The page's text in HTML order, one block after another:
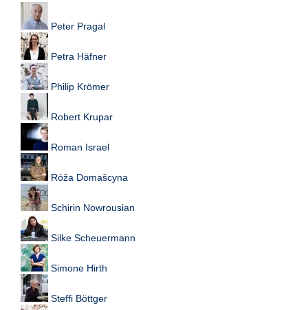
Peter Pragal
Petra Häfner
Philip Krömer
Robert Krupar
Roman Israel
Róža Domašcyna
Schirin Nowrousian
Silke Scheuermann
Simone Hirth
Steffi Böttger